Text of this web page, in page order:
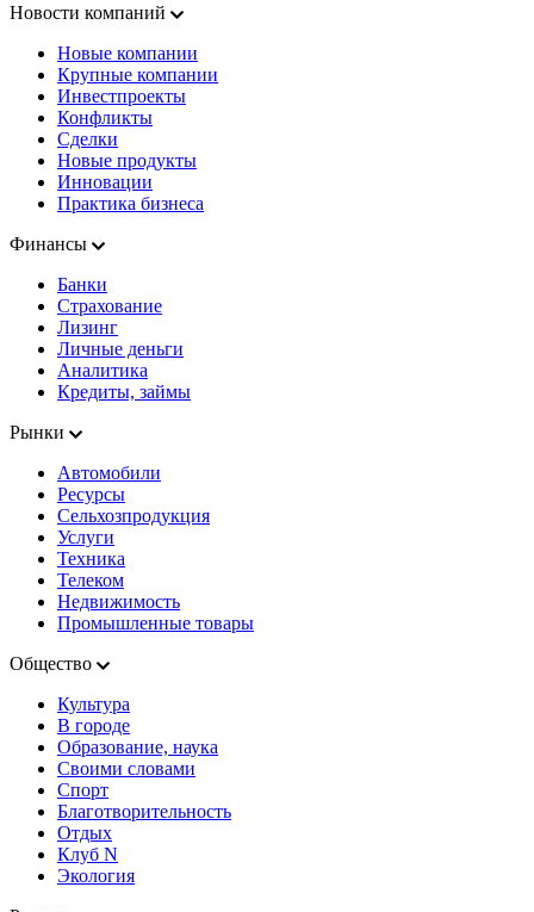
Новости компаний
Новые компании
Крупные компании
Инвестпроекты
Конфликты
Сделки
Новые продукты
Инновации
Практика бизнеса
Финансы
Банки
Страхование
Лизинг
Личные деньги
Аналитика
Кредиты, займы
Рынки
Автомобили
Ресурсы
Сельхозпродукция
Услуги
Техника
Телеком
Недвижимость
Промышленные товары
Общество
Культура
В городе
Образование, наука
Своими словами
Спорт
Благотворительность
Отдых
Клуб N
Экология